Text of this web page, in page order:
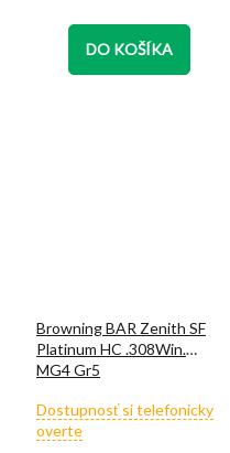
5
hviezdičiek.
DO KOŠÍKA
Browning BAR Zenith SF
Platinum HC .308Win.
MG4 Gr5
Priemerné
hodnotenie
Dostupnosť si telefonicky
overte